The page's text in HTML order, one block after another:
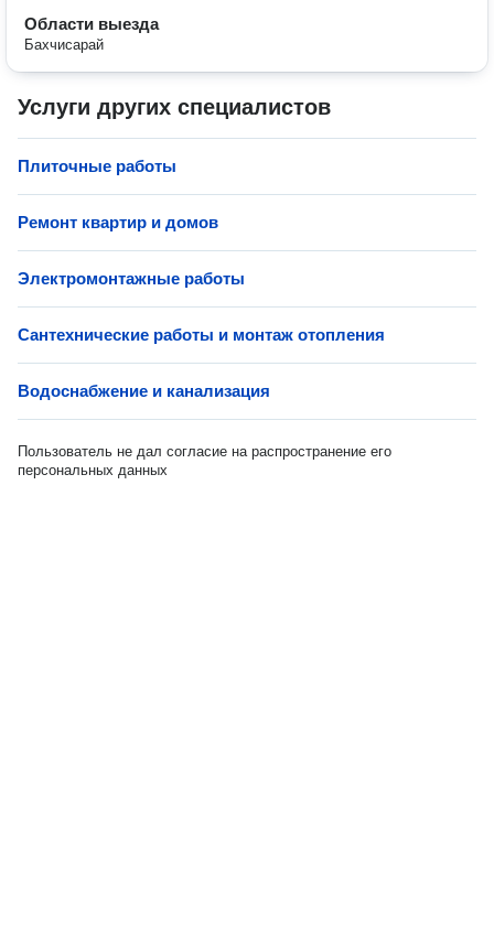
Области выезда
Бахчисарай
Услуги других специалистов
Плиточные работы
Ремонт квартир и домов
Электромонтажные работы
Сантехнические работы и монтаж отопления
Водоснабжение и канализация
Пользователь не дал согласие на распространение его
персональных данных